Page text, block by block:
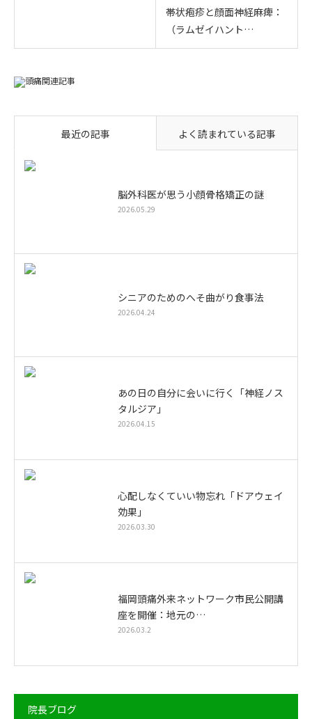
帯状疱疹と顔面神経麻痺：
（ラムゼイハント…
最近の記事 よく読まれている記事
脳外科医が思う小顔骨格矯正の謎
2026.05.29
シニアのためのへそ曲がり食事法
2026.04.24
あの日の自分に会いに行く「神経ノス
タルジア」
2026.04.15
心配しなくていい物忘れ「ドアウェイ
効果」
2026.03.30
福岡頭痛外来ネットワーク市民公開講
座を開催：地元の…
2026.03.2
院長ブログ